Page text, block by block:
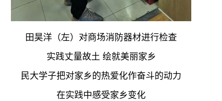
田昊洋（左）对商场消防器材进行检查
实践丈量故土 绘就美丽家乡
民大学子把对家乡的热爱化作奋斗的动力
在实践中感受家乡变化